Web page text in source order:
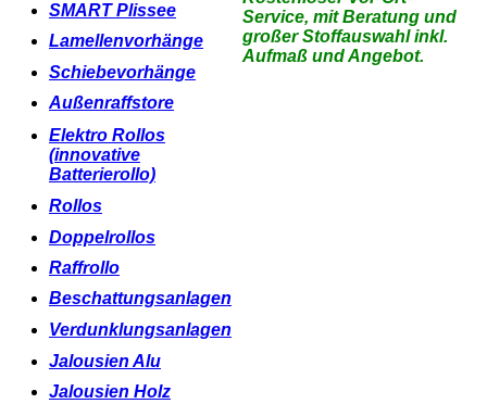
SMART Plissee
Lamellenvorhänge
Schiebevorhänge
Außenraffstore
Elektro Rollos
(innovative
Batterierollo)
Rollos
Doppelrollos
Raffrollo
Beschattungsanlagen
Verdunklungsanlagen
Jalousien Alu
Jalousien Holz
Service, mit Beratung und
großer Stoffauswahl inkl.
Aufmaß und Angebot.